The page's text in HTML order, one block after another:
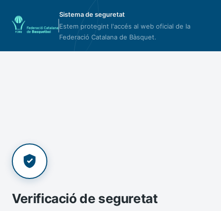
Sistema de seguretat
Estem protegint l'accés al web oficial de la
Federació Catalana de Bàsquet.
Verificació de seguretat